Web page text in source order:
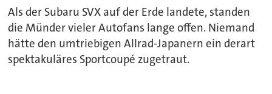
Als der Subaru SVX auf der Erde landete, standen
die Münder vieler Autofans lange offen. Niemand
hätte den umtriebigen Allrad-Japanern ein derart
spektakuläres Sportcoupé zugetraut.